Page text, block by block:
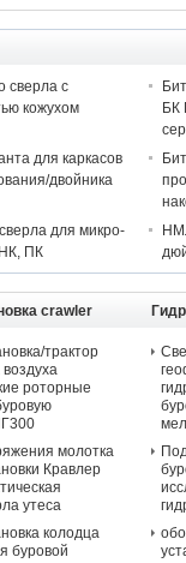
сверла с
кожухом
БК
для каркасов
двойника
для микро-
ПК
crawler
трактор
роторные
молотка
Кравлер
утеса
колодца
буровой